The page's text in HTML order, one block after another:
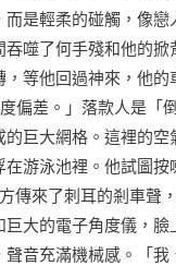
是輕柔的碰觸，像
吞噬了何手殘和他的
等他回過神來，他
偏差。」落款人是
巨大網格。這裡的
游泳池裡。他試圖
傳來了刺耳的剎車聲
大的電子角度儀，
音充滿機械感。「